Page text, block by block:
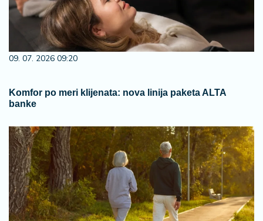
09. 07. 2026 09:20
Komfor po meri klijenata: nova linija paketa ALTA
banke